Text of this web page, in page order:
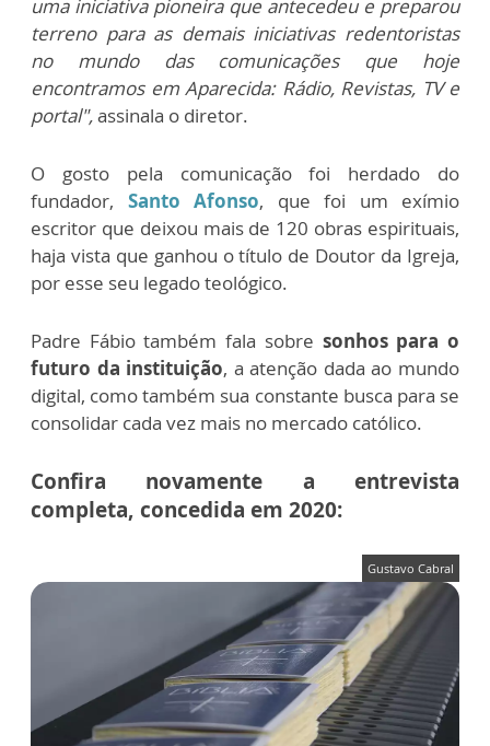
uma iniciativa pioneira que antecedeu e preparou
terreno para as demais iniciativas redentoristas
no mundo das comunicações que hoje
encontramos em Aparecida: Rádio, Revistas, TV e
portal",assinala o diretor.
O gosto pela comunicação foi herdado do
fundador, Santo Afonso, que foi um exímio
escritor que deixou mais de 120 obras espirituais,
haja vista que ganhou o título de Doutor da Igreja,
por esse seu legado teológico.
Padre Fábio também fala sobre sonhos para o
futuro da instituição, a atenção dada ao mundo
digital, como também sua constante busca para se
consolidar cada vez mais no mercado católico.
Confira novamente a entrevista
completa, concedida em 2020:
Gustavo Cabral